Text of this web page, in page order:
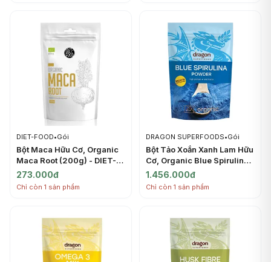
DIET-FOOD•Gói
Bột Maca Hữu Cơ, Organic
Maca Root (200g) - DIET-
FOOD
273.000đ
Chỉ còn 1 sản phẩm
DRAGON SUPERFOODS•Gói
Bột Tảo Xoắn Xanh Lam Hữu
Cơ, Organic Blue Spirulina
Powder (75g) - DRAGON
SUPERFOODS
1.456.000đ
Chỉ còn 1 sản phẩm